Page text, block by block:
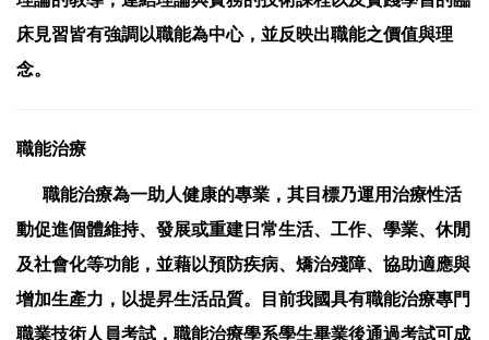
床見習皆有強調以職能為中心，並反映出職能之價值與理
念。
職能治療
職能治療為一助人健康的專業，其目標乃運用治療性活
動促進個體維持、發展或重建日常生活、工作、學業、休閒
及社會化等功能，並藉以預防疾病、矯治殘障、協助適應與
增加生產力，以提昇生活品質。目前我國具有職能治療專門
職業技術人員考試，職能治療學系學生畢業後通過考試可成